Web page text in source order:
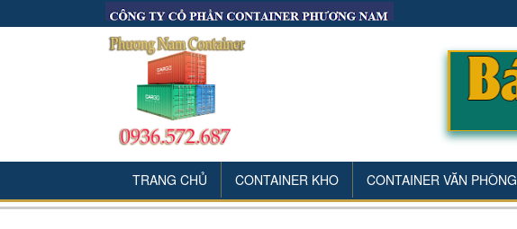
TRANG CHỦ CONTAINER KHO CONTAINER VĂN PHÒNG